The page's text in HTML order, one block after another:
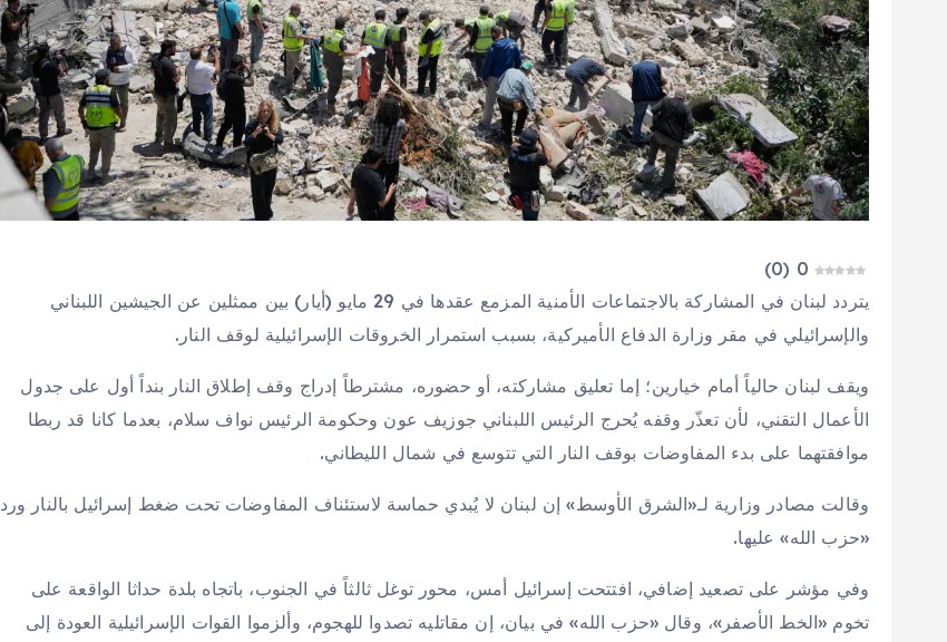
0
(
0
)
يتردد لبنان في المشاركة بالاجتماعات الأمنية المزمع عقدها في 29 مايو (أيار) بين ممثلين عن الجيشين اللبناني
والإسرائيلي في مقر وزارة الدفاع الأميركية، بسبب استمرار الخروقات الإسرائيلية لوقف النار.
ويقف لبنان حالياً أمام خيارين؛ إما تعليق مشاركته، أو حضوره، مشترطاً إدراج وقف إطلاق النار بنداً أول على جدول
الأعمال التقني، لأن تعذّر وقفه يُحرج الرئيس اللبناني جوزيف عون وحكومة الرئيس نواف سلام، بعدما كانا قد ربطا
موافقتهما على بدء المفاوضات بوقف النار التي تتوسع في شمال الليطاني.
وقالت مصادر وزارية لـ«الشرق الأوسط» إن لبنان لا يُبدي حماسة لاستئناف المفاوضات تحت ضغط إسرائيل بالنار ورد
«حزب الله» عليها.
وفي مؤشر على تصعيد إضافي، افتتحت إسرائيل أمس، محور توغل ثالثاً في الجنوب، باتجاه بلدة حداثا الواقعة على
تخوم «الخط الأصفر»، وقال «حزب الله» في بيان، إن مقاتليه تصدوا للهجوم، وألزموا القوات الإسرائيلية العودة إلى